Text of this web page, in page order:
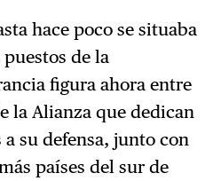
hace poco se situaba
de la
figura ahora entre
la Alianza que dedican
su defensa, junto con
países del sur de